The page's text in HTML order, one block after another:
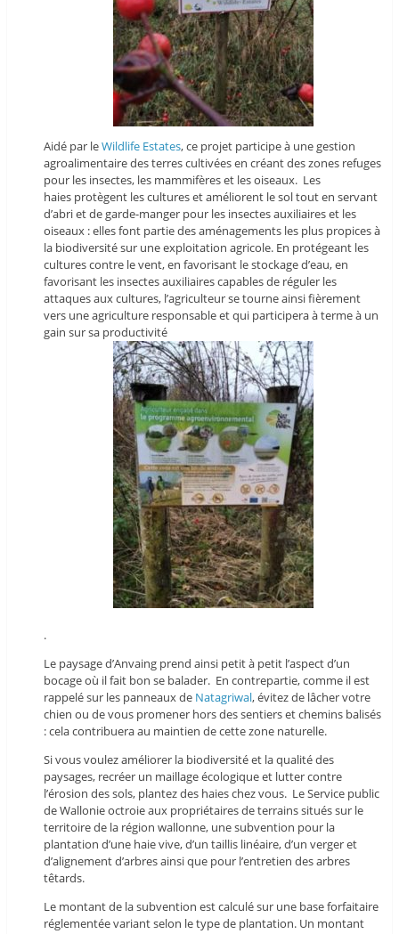
Aidé par leWildlife Estates, ce projet participe à une gestion
agroalimentaire des terres cultivées en créant des zones refuges
pour les insectes, les mammifères et les oiseaux. Les
haies protègent les cultures et améliorent le sol tout en servant
d’abri et de garde-manger pour les insectes auxiliaires et les
oiseaux : elles font partie des aménagements les plus propices à
la biodiversité sur une exploitation agricole. En protégeant les
cultures contre le vent, en favorisant le stockage d’eau, en
favorisant les insectes auxiliaires capables de réguler les
attaques aux cultures, l’agriculteur se tourne ainsi fièrement
vers une agriculture responsable et qui participera à terme à un
gain sur sa productivité
.
Le paysage d’Anvaing prend ainsi petit à petit l’aspect d’un
bocage où il fait bon se balader. En contrepartie, comme il est
rappelé sur les panneaux de Natagriwal, évitez de lâcher votre
chien ou de vous promener hors des sentiers et chemins balisés
: cela contribuera au maintien de cette zone naturelle.
Si vous voulez améliorer la biodiversité et la qualité des
paysages, recréer un maillage écologique et lutter contre
l’érosion des sols, plantez des haies chez vous. Le Service public
de Wallonie octroie aux propriétaires de terrains situés sur le
territoire de la région wallonne, une subvention pour la
plantation d’une haie vive, d’un taillis linéaire, d’un verger et
d’alignement d’arbres ainsi que pour l’entretien des arbres
têtards.
Le montant de la subvention est calculé sur une base forfaitaire
réglementée variant selon le type de plantation. Un montant